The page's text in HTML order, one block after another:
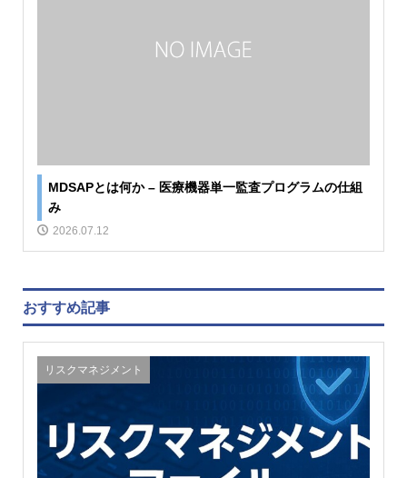
MDSAPとは何か – 医療機器単一監査プログラムの仕組
み
2026.07.12
おすすめ記事
リスクマネジメント